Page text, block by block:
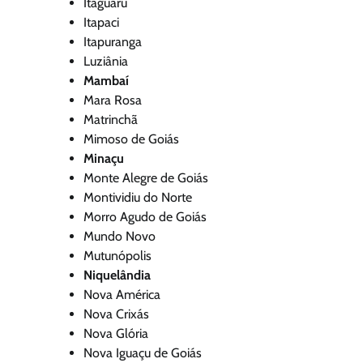
Itapaci
Itapuranga
Luziânia
Mambaí
Mara Rosa
Matrinchã
Mimoso de Goiás
Minaçu
Monte Alegre de Goiás
Montividiu do Norte
Morro Agudo de Goiás
Mundo Novo
Mutunópolis
Niquelândia
Nova América
Nova Crixás
Nova Glória
Nova Iguaçu de Goiás